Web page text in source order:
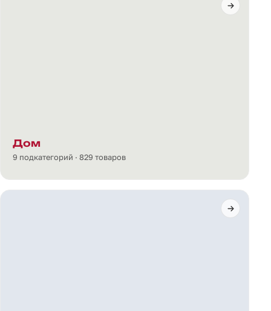
Дом
9 подкатегорий · 829 товаров